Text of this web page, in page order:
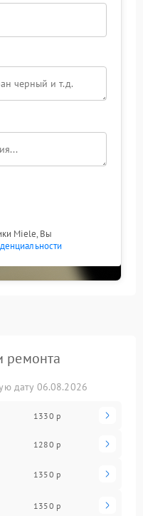
Miele, Вы
ремонта
дату 06.08.2026
1330 р
1280 р
1350 р
1350 р